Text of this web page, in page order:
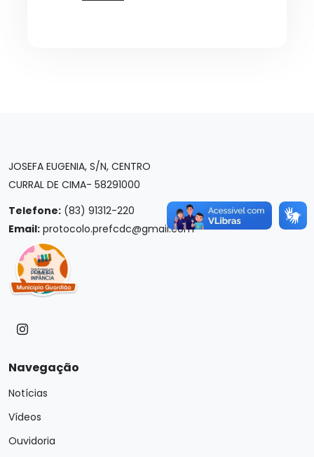
JOSEFA EUGENIA, S/N, CENTRO
CURRAL DE CIMA- 58291000
Telefone: (83) 91312-220
Email: protocolo.prefcdc@gmail.com
Navegação
Notícias
Vídeos
Ouvidoria